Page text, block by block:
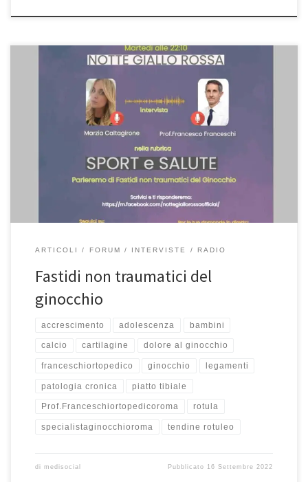
Fastidi non traumatici del ginocchio – Intervista del 6/9/2022
durante la rubrica “Notte Giallorossa” in onda su Radio
Centrosuono Sport al Prof. Francesco Franceschi Primario di
Ortopedia all’Ospedale San Pietro Fatebenefratelli e Professore
in Ortopedia della Facoltà di Medicina all’Università UniCamillus di
Roma. In questa puntata parliamo dei fastidi non […]
ARTICOLI FORUM INTERVISTE RADIO
Fastidi non traumatici del
ginocchio
accrescimento adolescenza bambini
calcio cartilagine dolore al ginocchio
franceschiortopedico ginocchio legamenti
patologia cronica piatto tibiale
Prof.Franceschiortopedicoroma rotula
specialistaginocchioroma tendine rotuleo
di medisocial Pubblicato 16 Settembre 2022